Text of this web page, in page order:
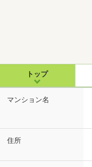
トップ
マンション名
住所